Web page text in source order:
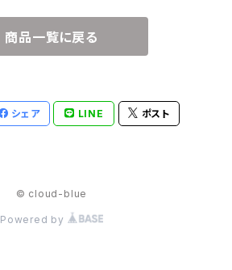
商品一覧に戻る
シェア LINE ポスト
© cloud-blue
Powered by